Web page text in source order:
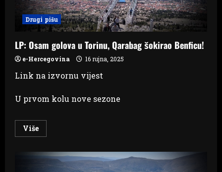
Drugi pišu
LP: Osam golova u Torinu, Qarabag šokirao Benficu!
e-Hercegovina 16 rujna, 2025
Link na izvornu vijest
U prvom kolu nove sezone
VišeRead
more
Osam
golova